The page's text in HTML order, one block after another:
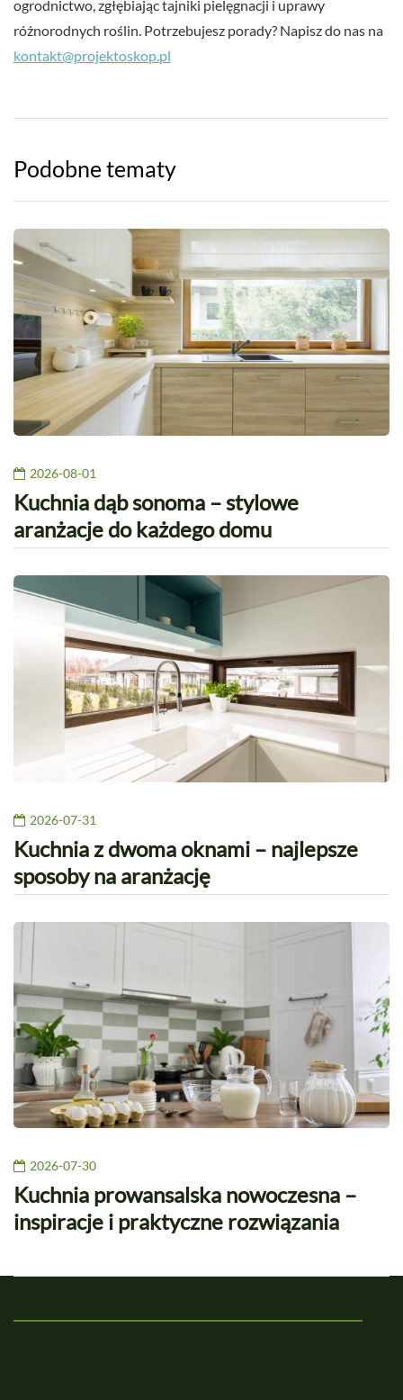
ogrodnictwo, zgłębiając tajniki pielęgnacji i uprawy
różnorodnych roślin. Potrzebujesz porady? Napisz do nas na
kontakt@projektoskop.pl
Podobne tematy
2026-08-01
Kuchnia dąb sonoma – stylowe
aranżacje do każdego domu
2026-07-31
Kuchnia z dwoma oknami – najlepsze
sposoby na aranżację
2026-07-30
Kuchnia prowansalska nowoczesna –
inspiracje i praktyczne rozwiązania